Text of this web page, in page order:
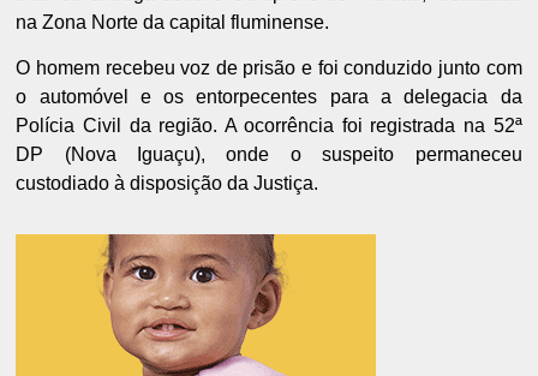
na Zona Norte da capital fluminense.
O homem recebeu voz de prisão e foi conduzido junto com
o automóvel e os entorpecentes para a delegacia da
Polícia Civil da região. A ocorrência foi registrada na 52ª
DP (Nova Iguaçu), onde o suspeito permaneceu
custodiado à disposição da Justiça.